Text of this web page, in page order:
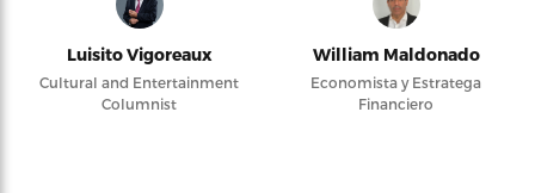
Luisito Vigoreaux
Cultural and Entertainment
Columnist
William Maldonado
Economista y Estratega
Financiero